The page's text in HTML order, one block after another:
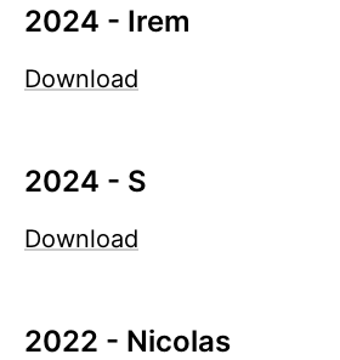
2024 - Irem
Download
2024 - S
Download
2022 - Nicolas